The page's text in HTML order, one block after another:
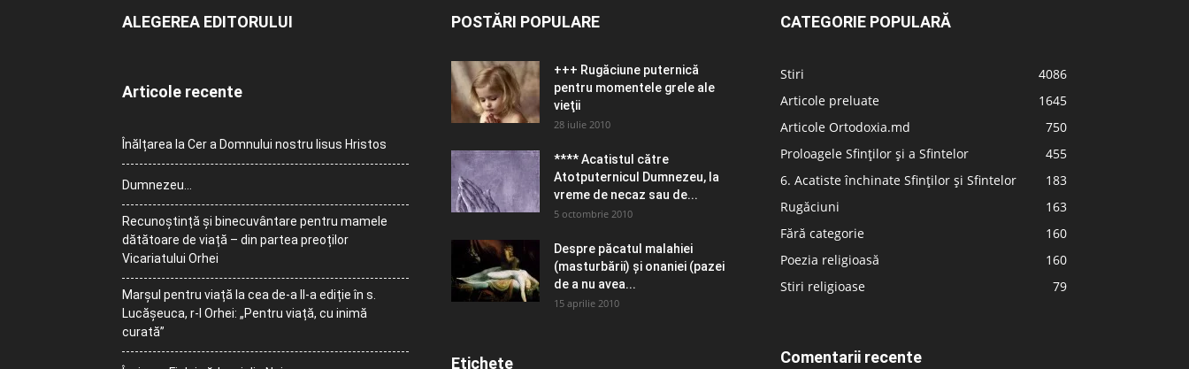
ALEGEREA EDITORULUI
Articole recente
Înălțarea la Cer a Domnului nostru Iisus Hristos
Dumnezeu…
Recunoștință și binecuvântare pentru mamele
dătătoare de viață – din partea preoților
Vicariatului Orhei
Marșul pentru viață la cea de-a II-a ediție în s.
Lucășeuca, r-l Orhei: „Pentru viață, cu inimă
curată”
POSTĂRI POPULARE
+++ Rugăciune puternică
pentru momentele grele ale
vieţii
28 iulie 2010
**** Acatistul către
Atotputernicul Dumnezeu, la
vreme de necaz sau de...
5 octombrie 2010
Despre păcatul malahiei
(masturbării) şi onaniei (pazei
de a nu avea...
15 aprilie 2010
Etichete
CATEGORIE POPULARĂ
Stiri
4086
Articole preluate
1645
Articole Ortodoxia.md
750
Proloagele Sfinților și a Sfintelor
455
6. Acatiste închinate Sfinților și Sfintelor
183
Rugăciuni
163
Fără categorie
160
Poezia religioasă
160
Stiri religioase
79
Comentarii recente